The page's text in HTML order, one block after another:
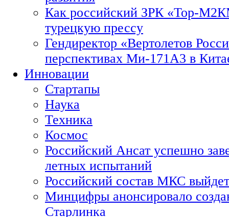
Как российский ЗРК «Тор-
турецкую прессу
Гендиректор «Вертолетов
перспективах Ми-171А3 в
Инновации
Стартапы
Наука
Техника
Космос
Российский Ансат успешно
летных испытаний
Российский состав МКС
Минцифры анонсировало
Старлинка